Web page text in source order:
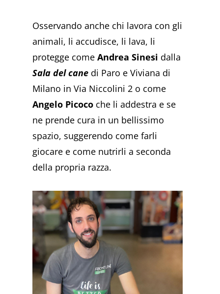
Osservando anche chi lavora con gli
animali, li accudisce, li lava, li
protegge comeAndrea Sinesi dalla
Sala del cane di Paro e Viviana di
Milano in Via Niccolini 2 o come
Angelo Picoco che li addestra e se
ne prende cura in un bellissimo
spazio, suggerendo come farli
giocare e come nutrirli a seconda
della propria razza.